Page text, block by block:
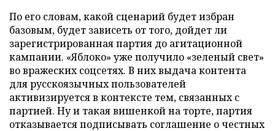
По его словам, какой сценарий будет избран
базовым, будет зависеть от того, дойдет ли
зарегистрированная партия до агитационной
кампании. «Яблоко» уже получило «зеленый свет»
во вражеских соцсетях. В них выдача контента
для русскоязычных пользователей
активизируется в контексте тем, связанных с
партией. Ну и такая вишенкой на торте, партия
отказывается подписывать соглашение о честных